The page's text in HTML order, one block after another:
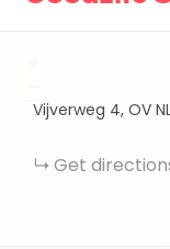
Vijverweg 4 OV
Get